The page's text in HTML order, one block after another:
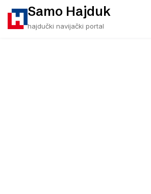
content
Samo Hajduk
hajdučki navijački portal